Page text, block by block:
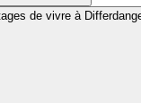
de vivre à